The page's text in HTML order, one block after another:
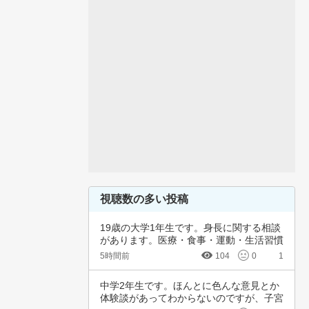
視聴数の多い投稿
19歳の大学1年生です。身長に関する相談
があります。医療・食事・運動・生活習慣
など、…
5時間前 104 0 1
中学2年生です。ほんとに色んな意見とか
体験談があってわからないのですが、子宮